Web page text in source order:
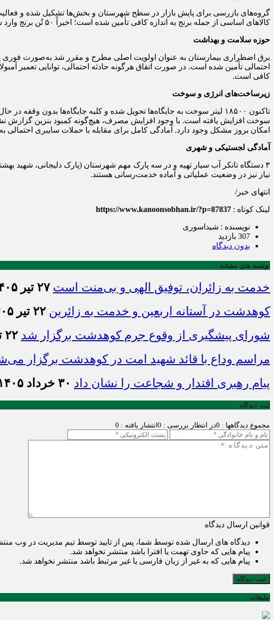
کالاهای اساسی از جمله برنج به اندازه کافی تأمین شده است؛ اخیراً ۵۰ تُن برنج وارد شهرستان شده است. وضعیت تامین نان و آرد در شهرستان مطلوب و کافی است.
حوزه سلامت و بهداشت
برق اضطراری بیمارستان به عنوان اولویت اصلی مطرح و مقرر شد به‌صورت فوری
احتمالی تأمین شده است. در صورت اتفاق هرگونه حادثه احتمالی، توانایی
کافی است.
زیرساخت‌های انرژی و سوخت
سوخت افزایش یافته است. با وجود افزایش مصرف، هیچ‌گونه کمبود بنزین گزارش
امکان بروز مشکل وجود دارد. آمادگی کامل برای مقابله با حملات سایبری
آمادگی لجستیکی و شهری
نیاز نیز در وضعیت عملیاتی و آماده خدمت‌رسانی هستند.
انتهای خبر/
لینک کوتاه : https://www.kanoonsobhan.ir/?p=87837
نویسنده : شیداسوری
307 بازدید
بدون دیدگاه
نوشته های مشابه
خدمت به زائران، توفیق الهی و بی‌منت است ۲۷ تیر ۱۴۰۵ - ۲۰:۱۷
کوهدشت در آستانه اربعین و خدمت‌ به زائرین ۲۲ تیر ۱۴۰۵ - ۱:۳۱
شورای پیشگیری از وقوع جرم کوهدشت برگزار شد ۲۲ تیر ۱۴۰۵ - ۱:۲۴
مراسم وداع با قائد شهید امت در کوهدشت برگزار
پیام رهبری اقتدار و شجاعت را نشان داد ۳۰ خرداد ۱۴۰۵ - ۱۴:۱۴
ثبت دیدگاه
مجموع دیدگاهها : 0 در انتظار بررسی : 0 انتشار یافته : 0
قوانین ارسال دیدگاه
دیدگاه های ارسال شده توسط شما، پس از تایید توسط تیم مدیریت در وب
پیام هایی که حاوی تهمت یا افترا باشد منتشر نخواهد شد.
پیام هایی که به غیر از زبان فارسی یا غیر مرتبط باشد منتشر نخواهد شد.
ثبت دیدگاه
تبلیغات